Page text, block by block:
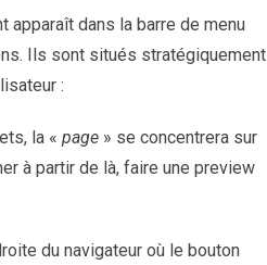
apparaît dans la barre de menu
Ils sont situés stratégiquement
:
la « page » se concentrera sur
à partir de là, faire une preview
du navigateur où le bouton